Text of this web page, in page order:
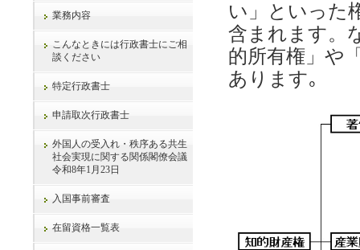
い」といった
含まれます。
的所有権」や
あります｡
業務内容
こんなときには行政書士にご相
談ください
特定行政書士
申請取次行政書士
外国人の受入れ・秩序ある共生
社会実現に関する関係閣僚会議
令和8年1月23日
入国事前審査
在留資格一覧表